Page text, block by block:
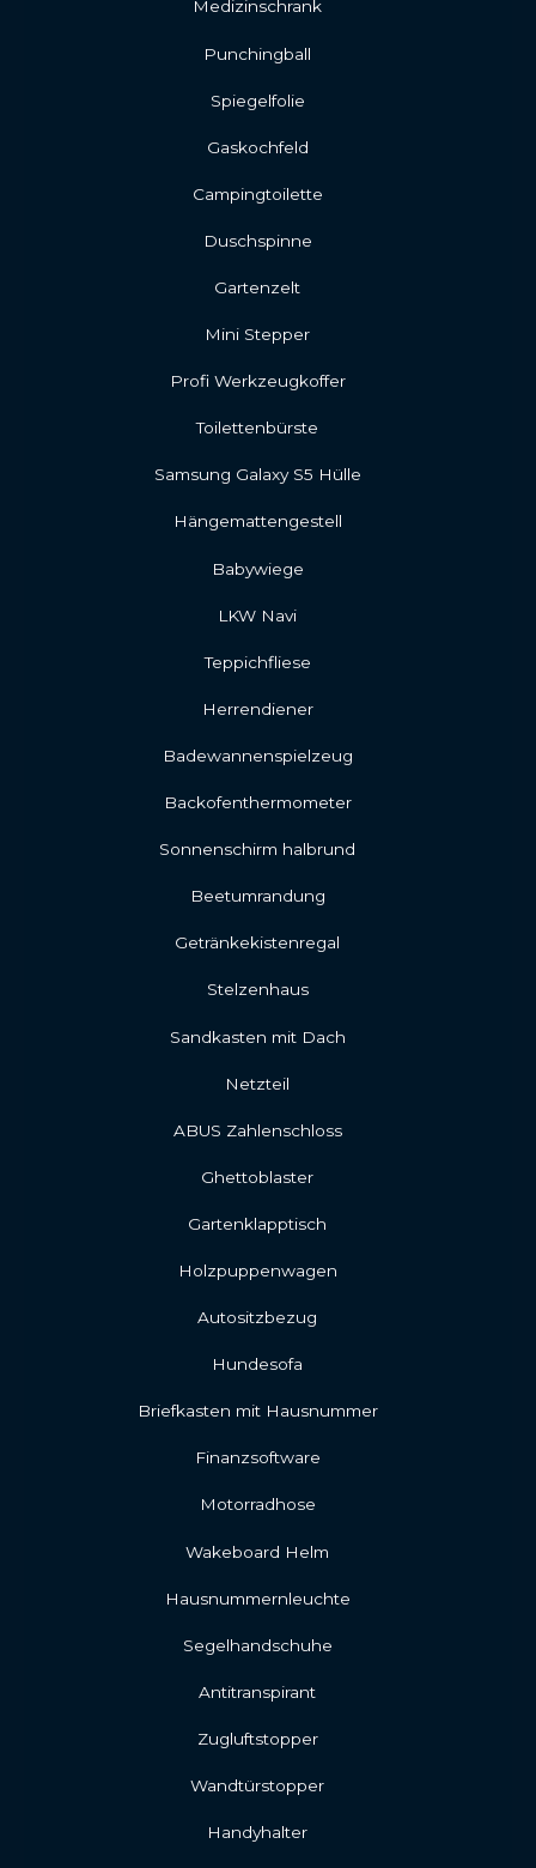
Medizinschrank
Punchingball
Spiegelfolie
Gaskochfeld
Campingtoilette
Duschspinne
Gartenzelt
Mini Stepper
Profi Werkzeugkoffer
Toilettenbürste
Samsung Galaxy S5 Hülle
Hängemattengestell
Babywiege
LKW Navi
Teppichfliese
Herrendiener
Badewannenspielzeug
Backofenthermometer
Sonnenschirm halbrund
Beetumrandung
Getränkekistenregal
Stelzenhaus
Sandkasten mit Dach
Netzteil
ABUS Zahlenschloss
Ghettoblaster
Gartenklapptisch
Holzpuppenwagen
Autositzbezug
Hundesofa
Briefkasten mit Hausnummer
Finanzsoftware
Motorradhose
Wakeboard Helm
Hausnummernleuchte
Segelhandschuhe
Antitranspirant
Zugluftstopper
Wandtürstopper
Handyhalter